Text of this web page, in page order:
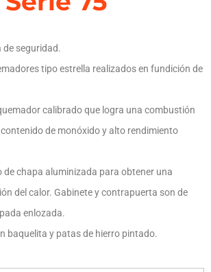
seguridad.
tipo estrella realizados en fundición de
calibrado que logra una combustión
de monóxido y alto rendimiento
de chapa aluminizada para obtener una
del calor. Gabinete y contrapuerta son de
enlozada.
baquelita y patas de hierro pintado.